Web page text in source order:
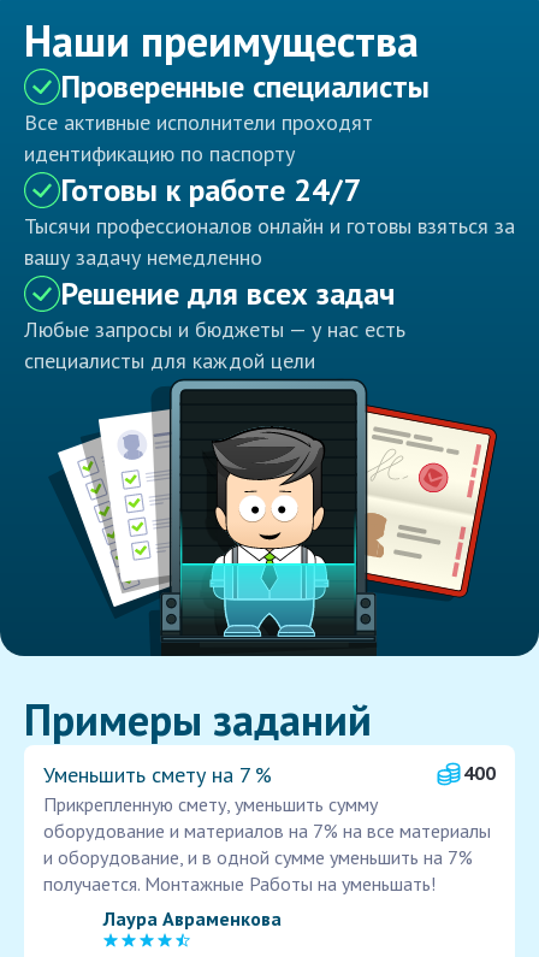
Наши преимущества
Проверенные специалисты
Все активные исполнители проходят
идентификацию по паспорту
Готовы к работе 24/7
Тысячи профессионалов онлайн и готовы взяться за
вашу задачу немедленно
Решение для всех задач
Любые запросы и бюджеты — у нас есть
специалисты для каждой цели
Примеры заданий
Уменьшить смету на 7 %
400
Прикрепленную смету, уменьшить сумму
оборудование и материалов на 7% на все материалы
и оборудование, и в одной сумме уменьшить на 7%
получается. Монтажные Работы на уменьшать!
Лаура Авраменкова